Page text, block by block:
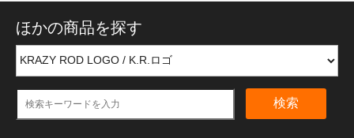
ほかの商品を探す
検索